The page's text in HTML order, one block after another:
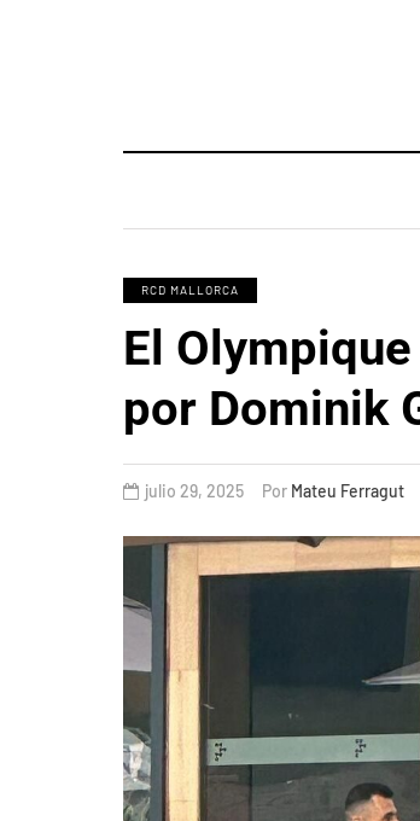
RCD MALLORCA
El
por Dominik
julio 29, 2025 Por Mateu Ferragut